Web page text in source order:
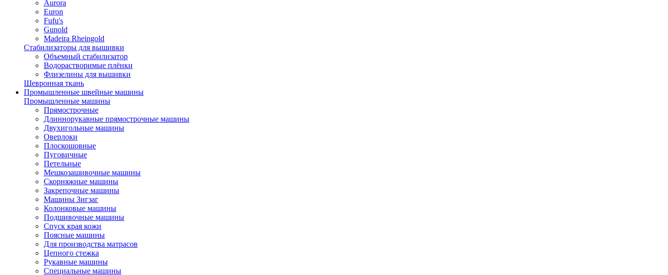
Aurora
Euron
Fufu's
Gunold
Madeira Rheingold
Стабилизаторы для вышивки
Объемный стабилизатор
Водорастворимые плёнки
Флизелины для вышивки
Шевронная ткань
Промышленные швейные машины
Промышленные машины
Прямострочные
Длиннорукавные прямострочные машины
Двухигольные машины
Оверлоки
Плоскошовные
Пуговичные
Петельные
Мешкозашивочные машины
Скорняжные машины
Закрепочные машины
Машины Зигзаг
Колонковые машины
Подшивочные машины
Спуск края кожи
Поясные машины
Для производства матрасов
Цепного стежка
Рукавные машины
Специальные машины